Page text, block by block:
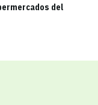
del